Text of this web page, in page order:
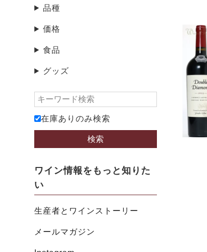
品種
価格
食品
グッズ
在庫ありのみ検索
検索
ワイン情報をもっと知りた
い
生産者とワインストーリー
メールマガジン